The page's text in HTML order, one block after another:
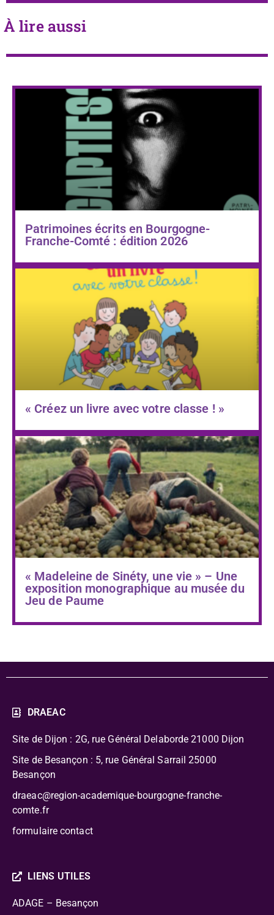
À lire aussi
Patrimoines écrits en Bourgogne-
Franche-Comté : édition 2026
« Créez un livre avec votre classe ! »
« Madeleine de Sinéty, une vie » – Une
exposition monographique au musée du
Jeu de Paume
DRAEAC
Site de Dijon : 2G, rue Général Delaborde 21000 Dijon
Site de Besançon : 5, rue Général Sarrail 25000
Besançon
draeac@region-academique-bourgogne-franche-
comte.fr
formulaire contact
LIENS UTILES
ADAGE – Besançon